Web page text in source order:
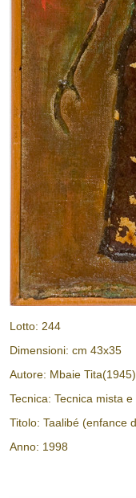
Lotto: 244
Dimensioni: cm 43x35
Autore: Mbaie Tita(1945)
Tecnica: Tecnica mista
Titolo: Taalibé (enfance
Anno: 1998